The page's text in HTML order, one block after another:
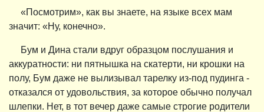
«Посмотрим», как вы знаете, на языке всех мам
значит: «Ну, конечно».
Бум и Дина стали вдруг образцом послушания и
аккуратности: ни пятнышка на скатерти, ни крошки на
полу, Бум даже не вылизывал тарелку из-под пудинга -
отказался от удовольствия, за которое обычно получал
шлепки. Нет, в тот вечер даже самые строгие родители